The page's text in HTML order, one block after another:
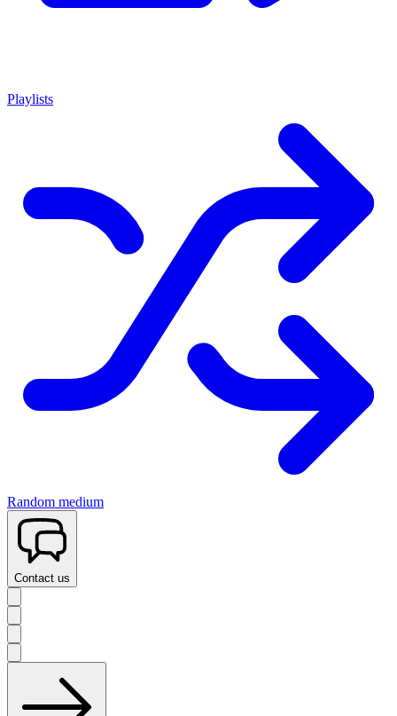
Playlists
Random medium
Contact us